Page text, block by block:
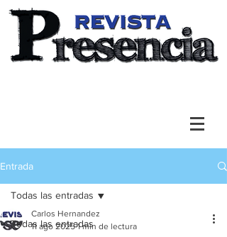
Entrada
Todas las entradas
Todas las entradas
Carlos Hernandez
11 ago 2025 1 min de lectura